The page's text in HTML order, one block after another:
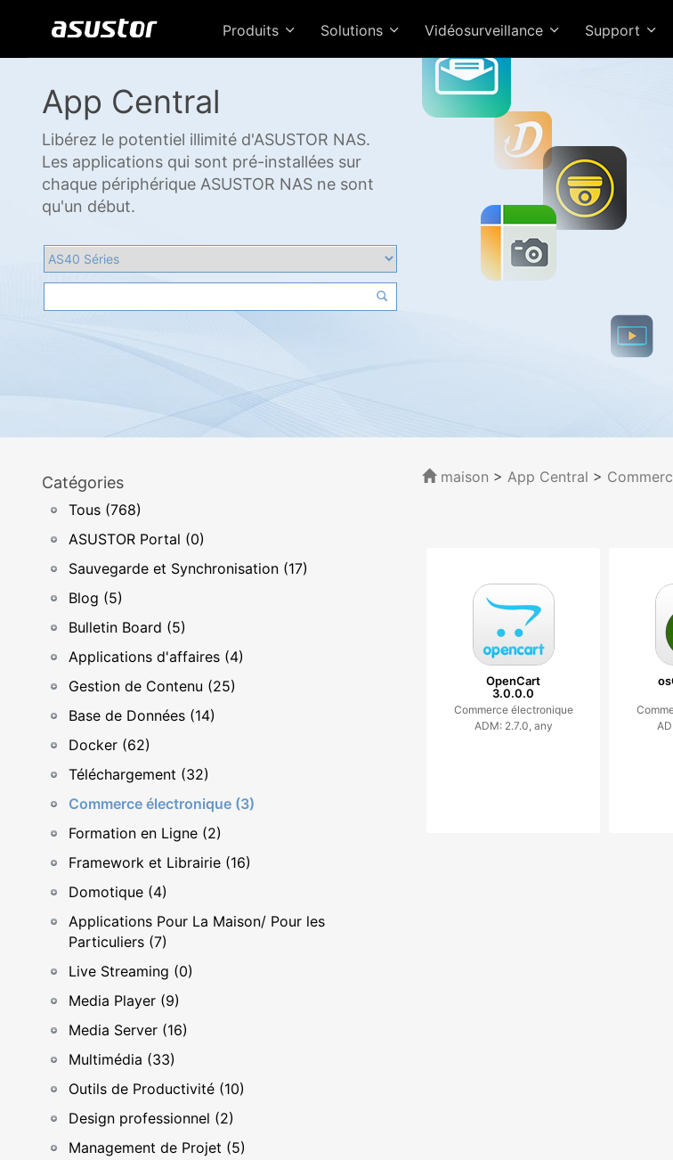
Produits Solutions Vidéosurveillance Support
App Central
Libérez le potentiel illimité d'ASUSTOR NAS.
Les applications qui sont pré-installées sur
chaque périphérique ASUSTOR NAS ne sont
qu'un début.
Catégories
Tous (768)
ASUSTOR Portal (0)
Sauvegarde et Synchronisation (17)
Blog (5)
Bulletin Board (5)
Applications d'affaires (4)
Gestion de Contenu (25)
Base de Données (14)
Docker (62)
Téléchargement (32)
Commerce électronique (3)
Formation en Ligne (2)
Framework et Librairie (16)
Domotique (4)
Applications Pour La Maison/ Pour les
Particuliers (7)
Live Streaming (0)
Media Player (9)
Media Server (16)
Multimédia (33)
Outils de Productivité (10)
Design professionnel (2)
Management de Projet (5)
maison > App Central >
OpenCart
3.0.0.0
Commerce électronique
ADM: 2.7.0, any